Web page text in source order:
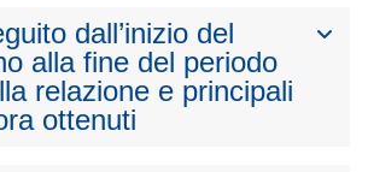
dall’inizio del
alla fine del periodo
relazione e principali
ottenuti